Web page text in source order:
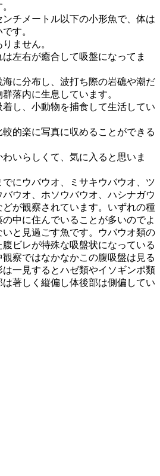
ンチメートル以下の小形魚で、体は
す。
ません。
左右が癒合して吸盤になってま
に分布し、波打ち際の岩礁や潮だ
落内に生息しています。
し、小動物を捕食して生活してい
的楽に写真に収めることができる
いらしくて、気に入ると思いま
にウバウオ、ミサキウバウオ、ツ
ウオ、ホソウバウオ、ハシナガウ
が観察されています。いずれの種
中に住んでいることが多いのでよ
と見過ごす魚です。ウバウオ類の
ビレが特殊な吸盤状になっている
察ではなかなかこの腹吸盤は見る
一見するとハゼ類やイソギンポ類
著しく縦偏し体後部は側偏してい